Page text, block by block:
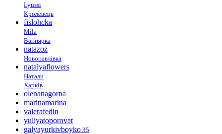
Lyussi
Кролевець
fislohcka
Mila
Вапнярка
natazoz
Новопавлівка
natalyaflowers
Натали
Харків
olenanagorna
marinamarina
valerafedin
yuliyatoporovat
galyayurkivboyko 35